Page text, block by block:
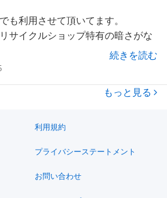
も利用させて頂いてます。
サイクルショップ特有の暗さがな
り出し物が多くてこれからも利用
続きを読む
もっと見る
利用規約
プライバシーステートメント
お問い合わせ